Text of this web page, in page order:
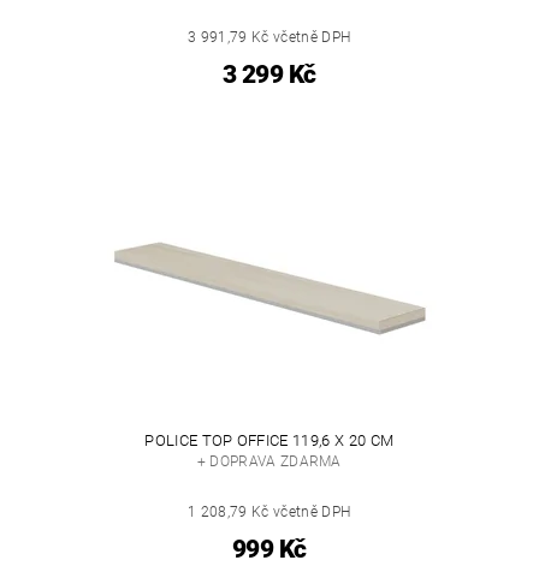
3 991,79 Kč včetně DPH
3 299 Kč
POLICE TOP OFFICE 119,6 X 20 CM
+ DOPRAVA ZDARMA
1 208,79 Kč včetně DPH
999 Kč